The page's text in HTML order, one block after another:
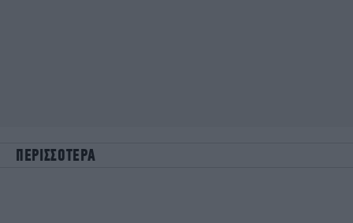
ΠΕΡΙΣΣΟΤΕΡΑ